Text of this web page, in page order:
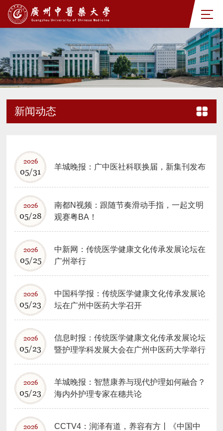
新闻动态
2026
05/31
羊城晚报：广中医社科联换届，新集刊发布
2026
05/28
南都N视频：跟随节奏滑动手指，一起文明
观赛粤BA！
2026
05/25
中新网：传统医学健康文化传承发展论坛在
广州举行
2026
05/23
中国科学报：传统医学健康文化传承发展论
坛在广州中医药大学召开
2026
05/23
信息时报：传统医学健康文化传承发展论坛
暨护理学科发展大会在广州中医药大学举行
2026
05/23
羊城晚报：智慧康养与现代护理如何融合？
海内外护理专家在穗共论
2026
CCTV4：润泽有道，养容有方丨《中国中